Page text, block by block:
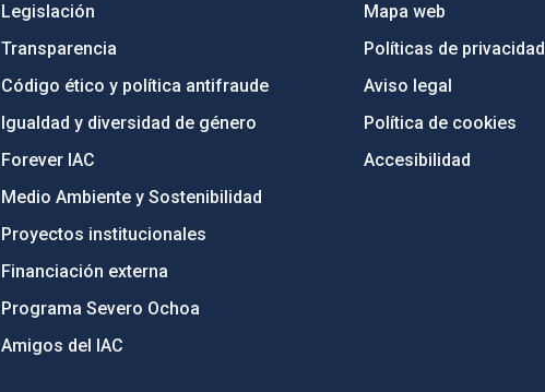
Legislación
Transparencia
Código ético y política antifraude
Igualdad y diversidad de género
Forever IAC
Medio Ambiente y Sostenibilidad
Proyectos institucionales
Financiación externa
Programa Severo Ochoa
Amigos del IAC
Mapa web
Políticas de privacidad
Aviso legal
Política de cookies
Accesibilidad